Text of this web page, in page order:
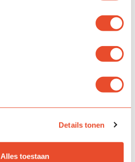
Details tonen
Alles toestaan